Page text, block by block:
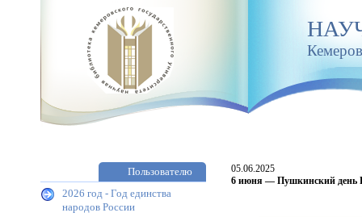
Пользователю
2026 год - Год единства
народов России
05.06.2025
6 июня — Пушкинский день